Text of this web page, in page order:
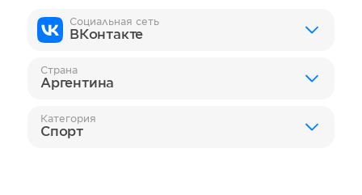
Социальная сеть
ВКонтакте
Страна
Аргентина
Категория
Спорт